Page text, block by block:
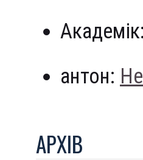
Академік:
антон:
АРХIВ